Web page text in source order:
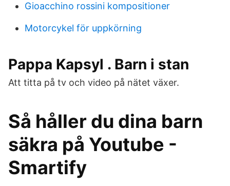
Gioacchino rossini kompositioner
Motorcykel för uppkörning
Pappa Kapsyl . Barn i stan
Att titta på tv och video på nätet växer.
Så håller du dina barn
säkra på Youtube -
Smartify